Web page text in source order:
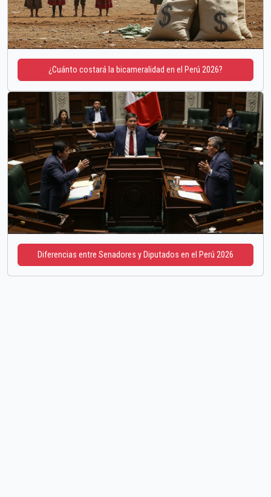
¿Cuánto costará la bicameralidad en el Perú 2026?
Diferencias entre Senadores y Diputados en el Perú 2026